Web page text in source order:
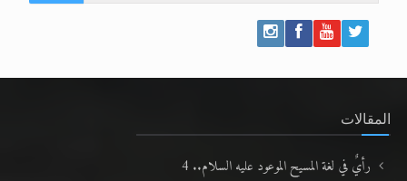
المقالات
رأيٌ في لغة المسيح الموعود عليه السلام.. 4